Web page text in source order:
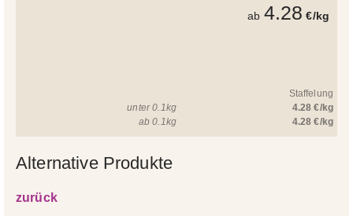
ab 4.28 €/kg
Staffelung
unter 0.1kg
4.28 €/kg
ab 0.1kg
4.28 €/kg
Alternative Produkte
zurück